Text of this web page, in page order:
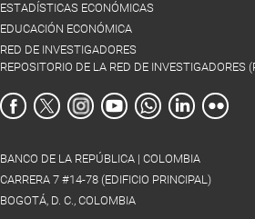
ESTADÍSTICAS ECONÓMICAS
EDUCACIÓN ECONÓMICA
RED DE INVESTIGADORES
REPOSITORIO DE LA RED DE INVESTIGADORES
BANCO DE LA REPÚBLICA | COLOMBIA
CARRERA 7 #14-78 (EDIFICIO PRINCIPAL)
BOGOTÁ, D. C., COLOMBIA